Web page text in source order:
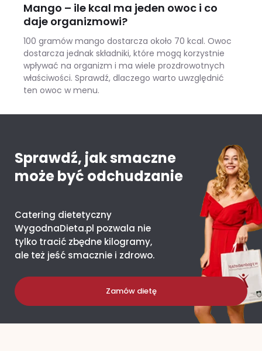
Mango – ile kcal ma jeden owoc i co
daje organizmowi?
100 gramów mango dostarcza około 70 kcal. Owoc
dostarcza jednak składniki, które mogą korzystnie
wpływać na organizm i ma wiele prozdrowotnych
właściwości. Sprawdź, dlaczego warto uwzględnić
ten owoc w menu.
Sprawdź, jak smaczne
może być odchudzanie
Catering dietetyczny
WygodnaDieta.pl pozwala nie
tylko tracić zbędne kilogramy,
ale też jeść smacznie i zdrowo.
Zamów dietę